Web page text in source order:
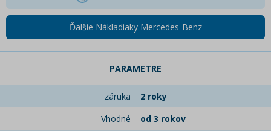
Ďalšie Nákladiaky Mercedes-Benz
PARAMETRE
záruka
2 roky
Vhodné
od 3 rokov